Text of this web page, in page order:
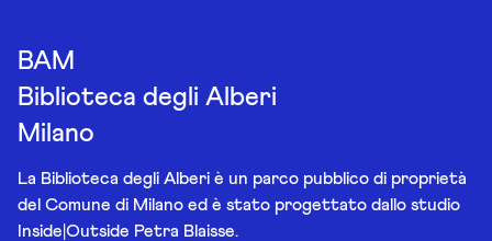
BAM
Biblioteca degli Alberi
Milano
La Biblioteca degli Alberi è un parco pubblico di proprietà
del Comune di Milano ed è stato progettato dallo studio
Inside|Outside Petra Blaisse.